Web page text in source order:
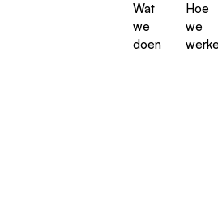
Wat
we
doen
Hoe
we